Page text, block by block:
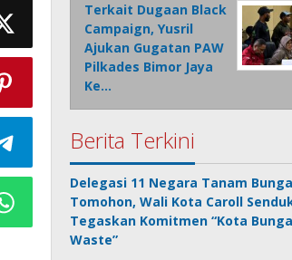
Terkait Dugaan Black
Campaign, Yusril
Ajukan Gugatan PAW
Pilkades Bimor Jaya
Ke…
Berita Terkini
Delegasi 11 Negara Tanam
Tomohon, Wali Kota Caroll
Tegaskan Komitmen “Kota
Waste”